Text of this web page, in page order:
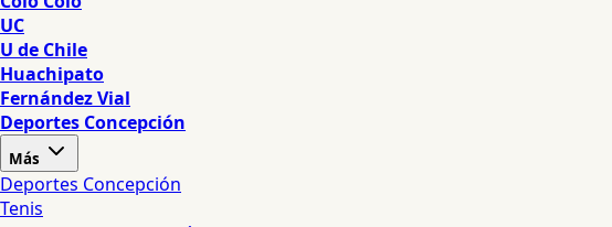
UC
U de Chile
Huachipato
Fernández Vial
Deportes Concepción
Más
Deportes Concepción
Tenis